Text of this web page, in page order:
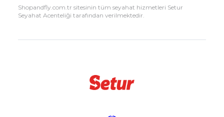
Shopandfly.com.tr sitesinin tüm seyahat hizmetleri Setur
Seyahat Acenteliği tarafından verilmektedir.